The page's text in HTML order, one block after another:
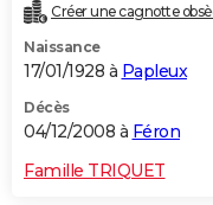
Créer une cagnotte
Naissance
17/01/1928 à Papleux
Décès
04/12/2008 à Féron
Famille TRIQUET